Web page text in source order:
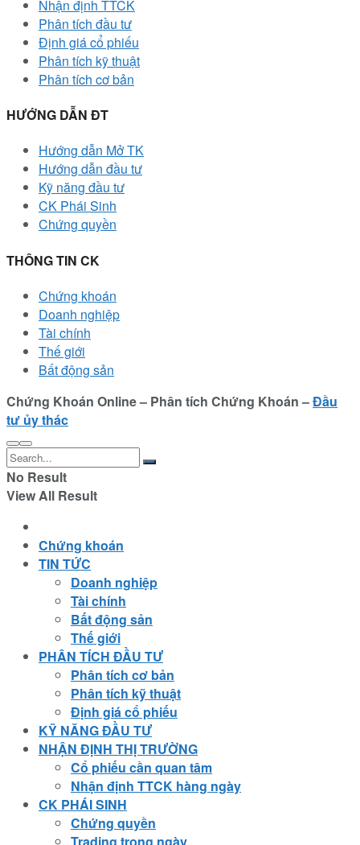
Nhận định TTCK
Phân tích đầu tư
Định giá cổ phiếu
Phân tích kỹ thuật
Phân tích cơ bản
HƯỚNG DẪN ĐT
Hướng dẫn Mở TK
Hướng dẫn đầu tư
Kỹ năng đầu tư
CK Phái Sinh
Chứng quyền
THÔNG TIN CK
Chứng khoán
Doanh nghiệp
Tài chính
Thế giới
Bất động sản
Chứng Khoán Online – Phân tích Chứng Khoán –Đầu
tư ủy thác
No Result
View All Result
Chứng khoán
TIN TỨC
Doanh nghiệp
Tài chính
Bất động sản
Thế giới
PHÂN TÍCH ĐẦU TƯ
Phân tích cơ bản
Phân tích kỹ thuật
Định giá cổ phiếu
KỸ NĂNG ĐẦU TƯ
NHẬN ĐỊNH THỊ TRƯỜNG
Cổ phiếu cần quan tâm
Nhận định TTCK hàng ngày
CK PHÁI SINH
Chứng quyền
Trading trong ngày